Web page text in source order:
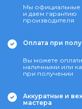
Мы официальные
и даем гарантию
производителя
Оплата при
Вы можете
наличными или
при получении
Аккуратные и
мастера